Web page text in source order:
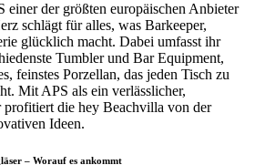
einer der größten europäischen Anbieter
schlägt für alles, was Barkeeper,
glücklich macht. Dabei umfasst ihr
Tumbler und Bar Equipment,
feinstes Porzellan, das jeden Tisch zu
Mit APS als ein verlässlicher,
profitiert die hey Beachvilla von der
Ideen.
– Worauf es ankommt